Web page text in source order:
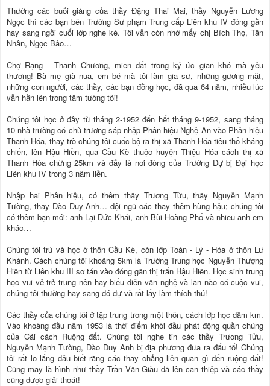
Thường các buổi giảng của thầy Đặng Thai Mai, thầy Nguyễn Lương
Ngọc thì các bạn bên Trường Sư phạm Trung cấp Liên khu IV đóng gần
hay sang ngồi cuối lớp nghe ké. Tôi vẫn còn nhớ mấy chị Bích Thọ, Tân
Nhân, Ngọc Bảo…
Chợ Rạng - Thanh Chương, miền đất trong ký ức gian khó mà yêu
thương! Bà mẹ già nua, em bé mà tôi làm gia sư, những gương mặt,
những con người, các thầy, các bạn đồng học, đã qua 64 năm, nhiều lúc
vẫn hằn lên trong tâm tưởng tôi!
Chúng tôi học ở đây từ tháng 2-1952 đến hết tháng 9-1952, sang tháng
10 nhà trường có chủ trương sáp nhập Phân hiệu Nghệ An vào Phân hiệu
Thanh Hóa, thầy trò chúng tôi cuốc bộ ra thị xã Thanh Hóa tiêu thổ kháng
chiến, lên Hậu Hiền, qua Cầu Kè thuộc huyện Thiệu Hóa cách thị xã
Thanh Hóa chừng 25km và đấy là nơi đóng của Trường Dự bị Đại học
Liên khu IV trong 3 năm liền.
Nhập hai Phân hiệu, có thêm thầy Trương Tửu, thầy Nguyễn Mạnh
Tường, thầy Đào Duy Anh… đội ngũ các thầy thêm hùng hậu; chúng tôi
có thêm bạn mới: anh Lại Đức Khái, anh Bùi Hoàng Phổ và nhiều anh em
khác…
Chúng tôi trú và học ở thôn Cầu Kè, còn lớp Toán - Lý - Hóa ở thôn Lư
Khánh. Cách chúng tôi khoảng 5km là Trường Trung học Nguyễn Thượng
Hiền từ Liên khu III sơ tán vào đóng gần thị trấn Hậu Hiền. Học sinh trung
học vui vẻ trẻ trung nên hay biểu diễn văn nghệ và lần nào có cuộc vui,
chúng tôi thường hay sang đó dự và rất lấy làm thích thú!
Các thầy của chúng tôi ở tập trung trong một thôn, cách lớp học dăm km.
Vào khoảng đầu năm 1953 là thời điểm khởi đầu phát động quần chúng
của Cải cách Ruộng đất. Chúng tôi nghe tin các thầy Trương Tửu,
Nguyễn Mạnh Tường, Đào Duy Anh bị địa phương đưa ra đấu tố! Chúng
tôi rất lo lắng dẫu biết rằng các thầy chẳng liên quan gì đến ruộng đất!
Cũng may là hình như thầy Trần Văn Giàu đã lên can thiệp và các thầy
cũng được giải thoát!